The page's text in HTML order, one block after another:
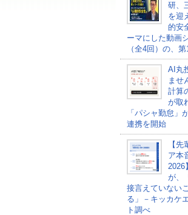
研、
を迎
的安
ーマにした動画
（全4回）の、
AI丸
ませ
計算
が取
「パシャ勤怠」
連携を開始
【
ア本
2026
が、
接言えていない
る」－キッカケ
ト調べ